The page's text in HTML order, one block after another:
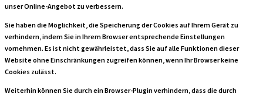
unser Online-Angebot zu verbessern.
Sie haben die Möglichkeit, die Speicherung der Cookies auf Ihrem Gerät zu
verhindern, indem Sie in Ihrem Browser entsprechende Einstellungen
vornehmen. Es ist nicht gewährleistet, dass Sie auf alle Funktionen dieser
Website ohne Einschränkungen zugreifen können, wenn Ihr Browser keine
Cookies zulässt.
Weiterhin können Sie durch ein Browser-Plugin verhindern, dass die durch